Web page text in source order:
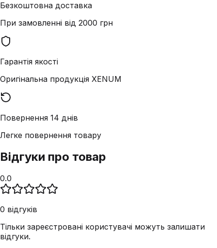
Безкоштовна доставка
При замовленні від 2000 грн
Гарантія якості
Оригінальна продукція XENUM
Повернення 14 днів
Легке повернення товару
Відгуки про товар
0.0
0 відгуків
Тільки зареєстровані користувачі можуть залишати
відгуки.